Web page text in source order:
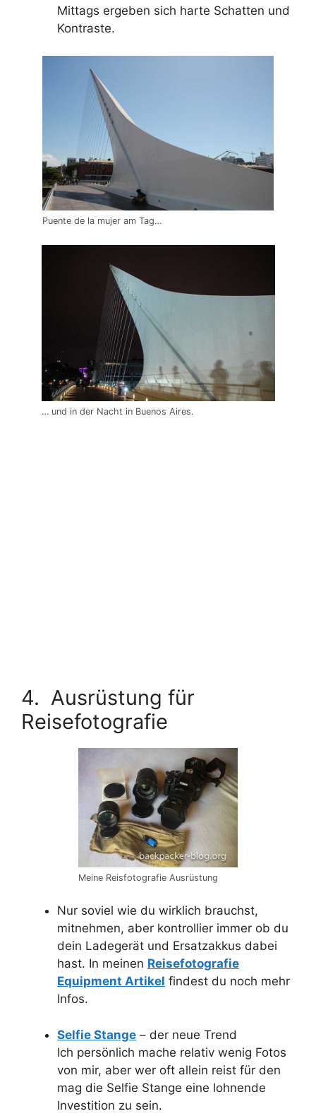
Mittags ergeben sich harte Schatten und
Kontraste.
Puente de la mujer am Tag…
… und in der Nacht in Buenos Aires.
4. Ausrüstung für
Reisefotografie
Meine Reisfotografie Ausrüstung
Nur soviel wie du wirklich brauchst,
mitnehmen, aber kontrollier immer ob du
dein Ladegerät und Ersatzakkus dabei
hast. In meinen Reisefotografie
Equipment Artikel findest du noch mehr
Infos.
Selfie Stange – der neue Trend
Ich persönlich mache relativ wenig Fotos
von mir, aber wer oft allein reist für den
mag die Selfie Stange eine lohnende
Investition zu sein.